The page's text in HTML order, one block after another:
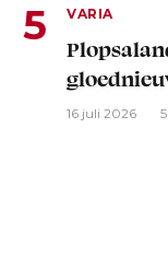
VARIA
16 juli 2026